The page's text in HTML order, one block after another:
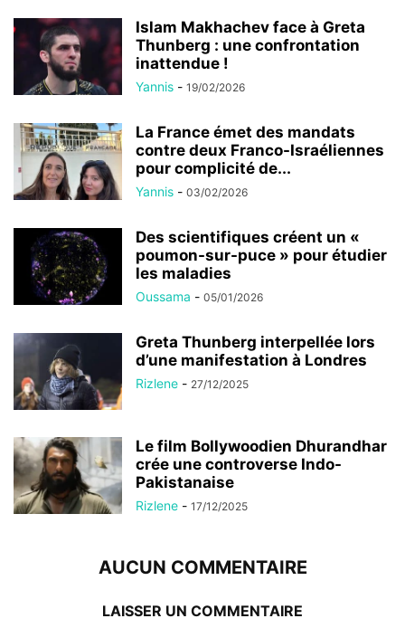
Islam Makhachev face à Greta
Thunberg : une confrontation
inattendue !
Yannis - 19/02/2026
La France émet des mandats
contre deux Franco-Israéliennes
pour complicité de...
Yannis - 03/02/2026
Des scientifiques créent un «
poumon-sur-puce » pour étudier
les maladies
Oussama - 05/01/2026
Greta Thunberg interpellée lors
d’une manifestation à Londres
Rizlene - 27/12/2025
Le film Bollywoodien Dhurandhar
crée une controverse Indo-
Pakistanaise
Rizlene - 17/12/2025
AUCUN COMMENTAIRE
LAISSER UN COMMENTAIRE